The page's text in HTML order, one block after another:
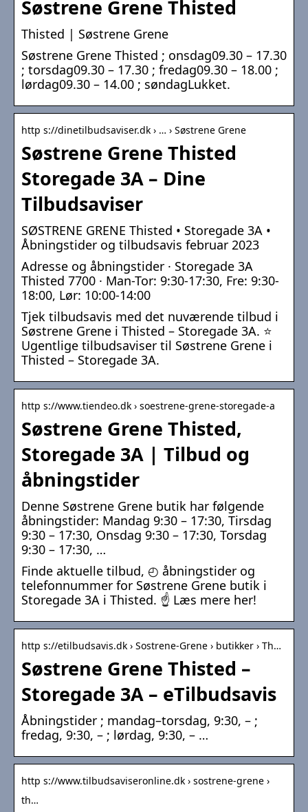
Søstrene Grene Thisted
Thisted | Søstrene Grene
Søstrene Grene Thisted ; onsdag09.30 – 17.30
; torsdag09.30 – 17.30 ; fredag09.30 – 18.00 ;
lørdag09.30 – 14.00 ; søndagLukket.
http s://dinetilbudsaviser.dk › … › Søstrene Grene
Søstrene Grene Thisted
Storegade 3A – Dine
Tilbudsaviser
SØSTRENE GRENE Thisted • Storegade 3A •
Åbningstider og tilbudsavis februar 2023
Adresse og åbningstider · Storegade 3A
Thisted 7700 · Man-Tor: 9:30-17:30, Fre: 9:30-
18:00, Lør: 10:00-14:00
Tjek tilbudsavis med det nuværende tilbud i
Søstrene Grene i Thisted – Storegade 3A. ⭐
Ugentlige tilbudsaviser til Søstrene Grene i
Thisted – Storegade 3A.
http s://www.tiendeo.dk › soestrene-grene-storegade-a
Søstrene Grene Thisted,
Storegade 3A | Tilbud og
åbningstider
Denne Søstrene Grene butik har følgende
åbningstider: Mandag 9:30 – 17:30, Tirsdag
9:30 – 17:30, Onsdag 9:30 – 17:30, Torsdag
9:30 – 17:30, …
Finde aktuelle tilbud, ◴ åbningstider og
telefonnummer for Søstrene Grene butik i
Storegade 3A i Thisted. ☝ Læs mere her!
http s://etilbudsavis.dk › Sostrene-Grene › butikker › Th…
Søstrene Grene Thisted –
Storegade 3A – eTilbudsavis
Åbningstider ; mandag–torsdag, 9:30, – ;
fredag, 9:30, – ; lørdag, 9:30, – …
http s://www.tilbudsaviseronline.dk › sostrene-grene ›
th…